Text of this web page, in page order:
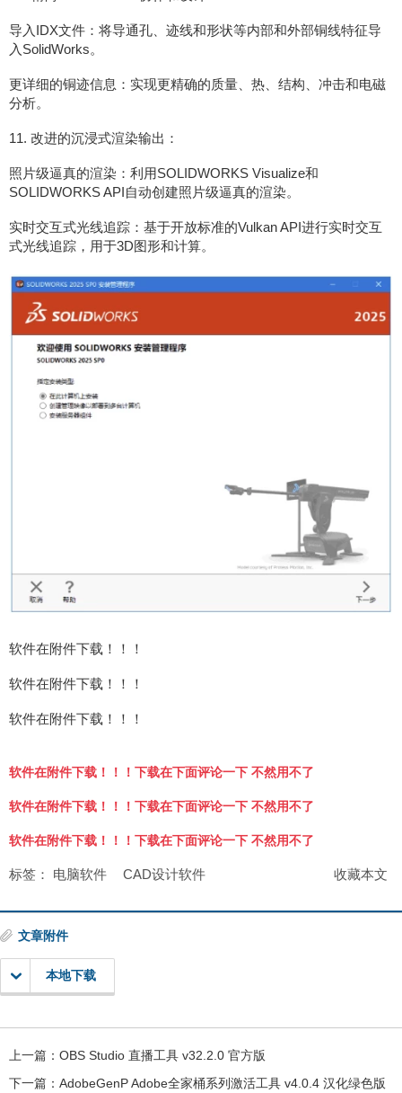
导入IDX文件：将导通孔、迹线和形状等内部和外部铜线特征导
入SolidWorks。
更详细的铜迹信息：实现更精确的质量、热、结构、冲击和电磁
分析。
11. 改进的沉浸式渲染输出：
照片级逼真的渲染：利用SOLIDWORKS Visualize和
SOLIDWORKS API自动创建照片级逼真的渲染。
实时交互式光线追踪：基于开放标准的Vulkan API进行实时交互
式光线追踪，用于3D图形和计算。
软件在附件下载！！！
软件在附件下载！！！
软件在附件下载！！！
软件在附件下载！！！下载在下面评论一下 不然用不了
软件在附件下载！！！下载在下面评论一下 不然用不了
软件在附件下载！！！下载在下面评论一下 不然用不了
收藏本文
标签： 电脑软件 CAD设计软件
文章附件
本地下载
上一篇： OBS Studio 直播工具 v32.2.0 官方版
下一篇： AdobeGenP Adobe全家桶系列激活工具 v4.0.4 汉化绿色版